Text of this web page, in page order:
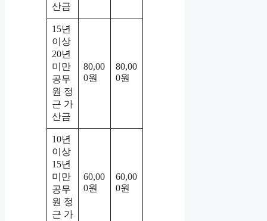
산금
15년
이상
20년
미만
공무
원 정
근 가
산금
80,00
0원
80,00
0원
10년
이상
15년
미만
공무
원 정
근 가
60,00
0원
60,00
0원